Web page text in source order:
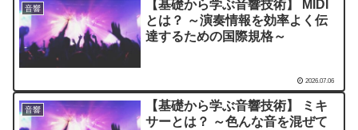
音響
【基礎から学ぶ音響技術】 MIDI
とは？ ～演奏情報を効率よく伝
達するための国際規格～
2026.07.06
音響
【基礎から学ぶ音響技術】 ミキ
サーとは？ ～色んな音を混ぜて